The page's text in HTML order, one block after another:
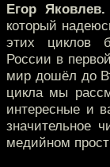
Егор Яковлев.
который
этих циклов
России в
мир дошёл до
цикла мы
интересные и
значительное
медийном